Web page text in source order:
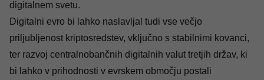
digitalnem svetu.
Digitalni evro bi lahko naslavljal tudi vse večjo
priljubljenost kriptosredstev, vključno s stabilnimi kovanci,
ter razvoj centralnobančnih digitalnih valut tretjih držav, ki
bi lahko v prihodnosti v evrskem območju postali